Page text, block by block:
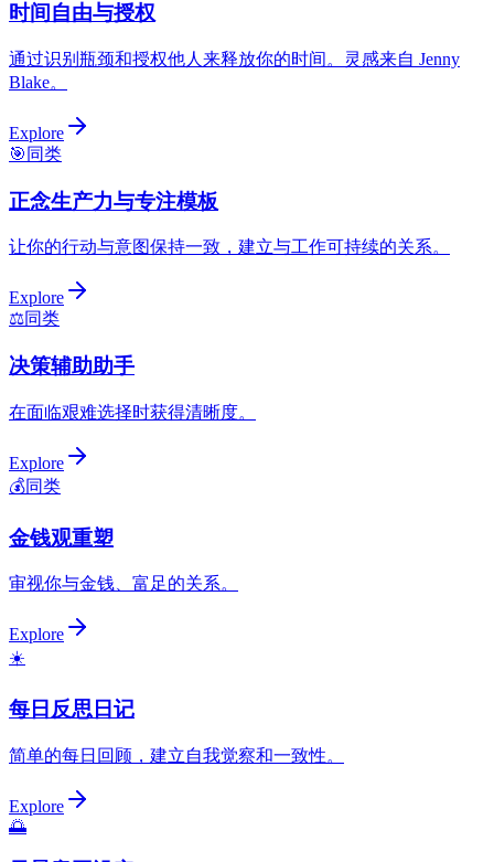
时间自由与授权
通过识别瓶颈和授权他人来释放你的时间。灵感来自 Jenny
Blake。
Explore
🎯 同类
正念生产力与专注模板
让你的行动与意图保持一致，建立与工作可持续的关系。
Explore
⚖️同类
决策辅助助手
在面临艰难选择时获得清晰度。
Explore
💰同类
金钱观重塑
审视你与金钱、富足的关系。
Explore
☀️
每日反思日记
简单的每日回顾，建立自我觉察和一致性。
Explore
🌅